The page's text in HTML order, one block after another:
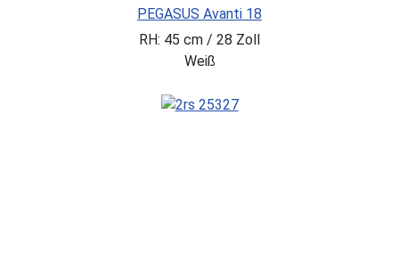
PEGASUS Avanti 18
RH: 45 cm / 28 Zoll
Weiß